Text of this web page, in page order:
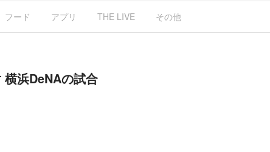
フード アプリ THE LIVE その他
横浜DeNAの試合